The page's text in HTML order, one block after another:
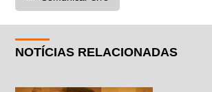
NOTÍCIAS RELACIONADAS